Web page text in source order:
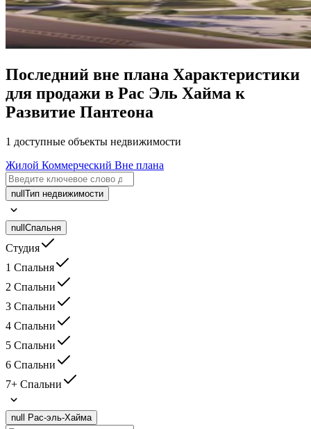
Последний вне плана Характеристики
для продажи в Рас Эль Хайма к
Развитие Пантеона
1 доступные объекты недвижимости
Жилой Коммерческий Вне плана
null Тип недвижимости
null Спальня
Студия
1 Спальня
2 Спальни
3 Спальни
4 Спальни
5 Спальни
6 Спальни
7+ Спальни
null Рас-эль-Хайма